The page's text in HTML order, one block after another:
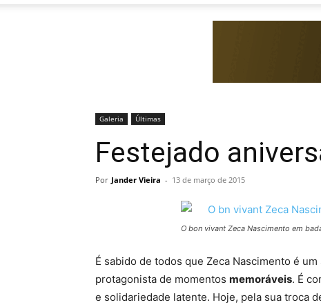
Galeria Últimas
Festejado
Por Jander Vieira - 13 de março de 2015
O bon vivant Zeca Nascimento em
É sabido de todos que Zeca Nascimento é
protagonista de momentos memoráveis. É
e solidariedade latente. Hoje, pela sua troca